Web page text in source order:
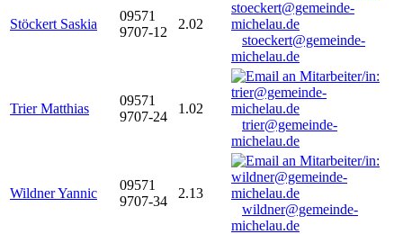
Stöckert Saskia
09571
9707-12
2.02
stoeckert@gemeinde-
michelau.de
Trier Matthias
09571
9707-24
1.02
trier@gemeinde-
michelau.de
Wildner Yannic
09571
9707-34
2.13
wildner@gemeinde-
michelau.de